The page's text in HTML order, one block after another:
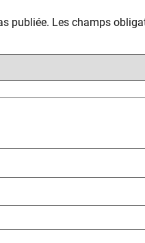
publiée. Les champs